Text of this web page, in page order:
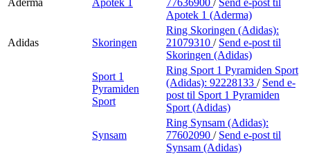
Apotek 1 (Aderma)
Adidas Skoringen
Ring Skoringen (Adidas):
21079310 / Send e-post til
Skoringen (Adidas)
Sport 1
Pyramiden
Sport
Ring Sport 1 Pyramiden Sport
(Adidas): 92228133 / Send e-
post til Sport 1 Pyramiden
Sport (Adidas)
Synsam
Ring Synsam (Adidas):
77602090 / Send e-post til
Synsam (Adidas)